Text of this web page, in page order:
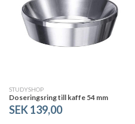
STUDYSHOP
Doseringsring till kaffe 54 mm
SEK 139,00